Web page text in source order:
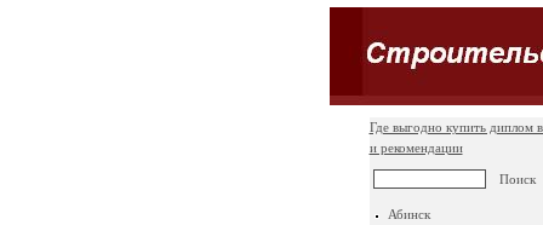
Где выгодно купить диплом
и рекомендации
Абинск